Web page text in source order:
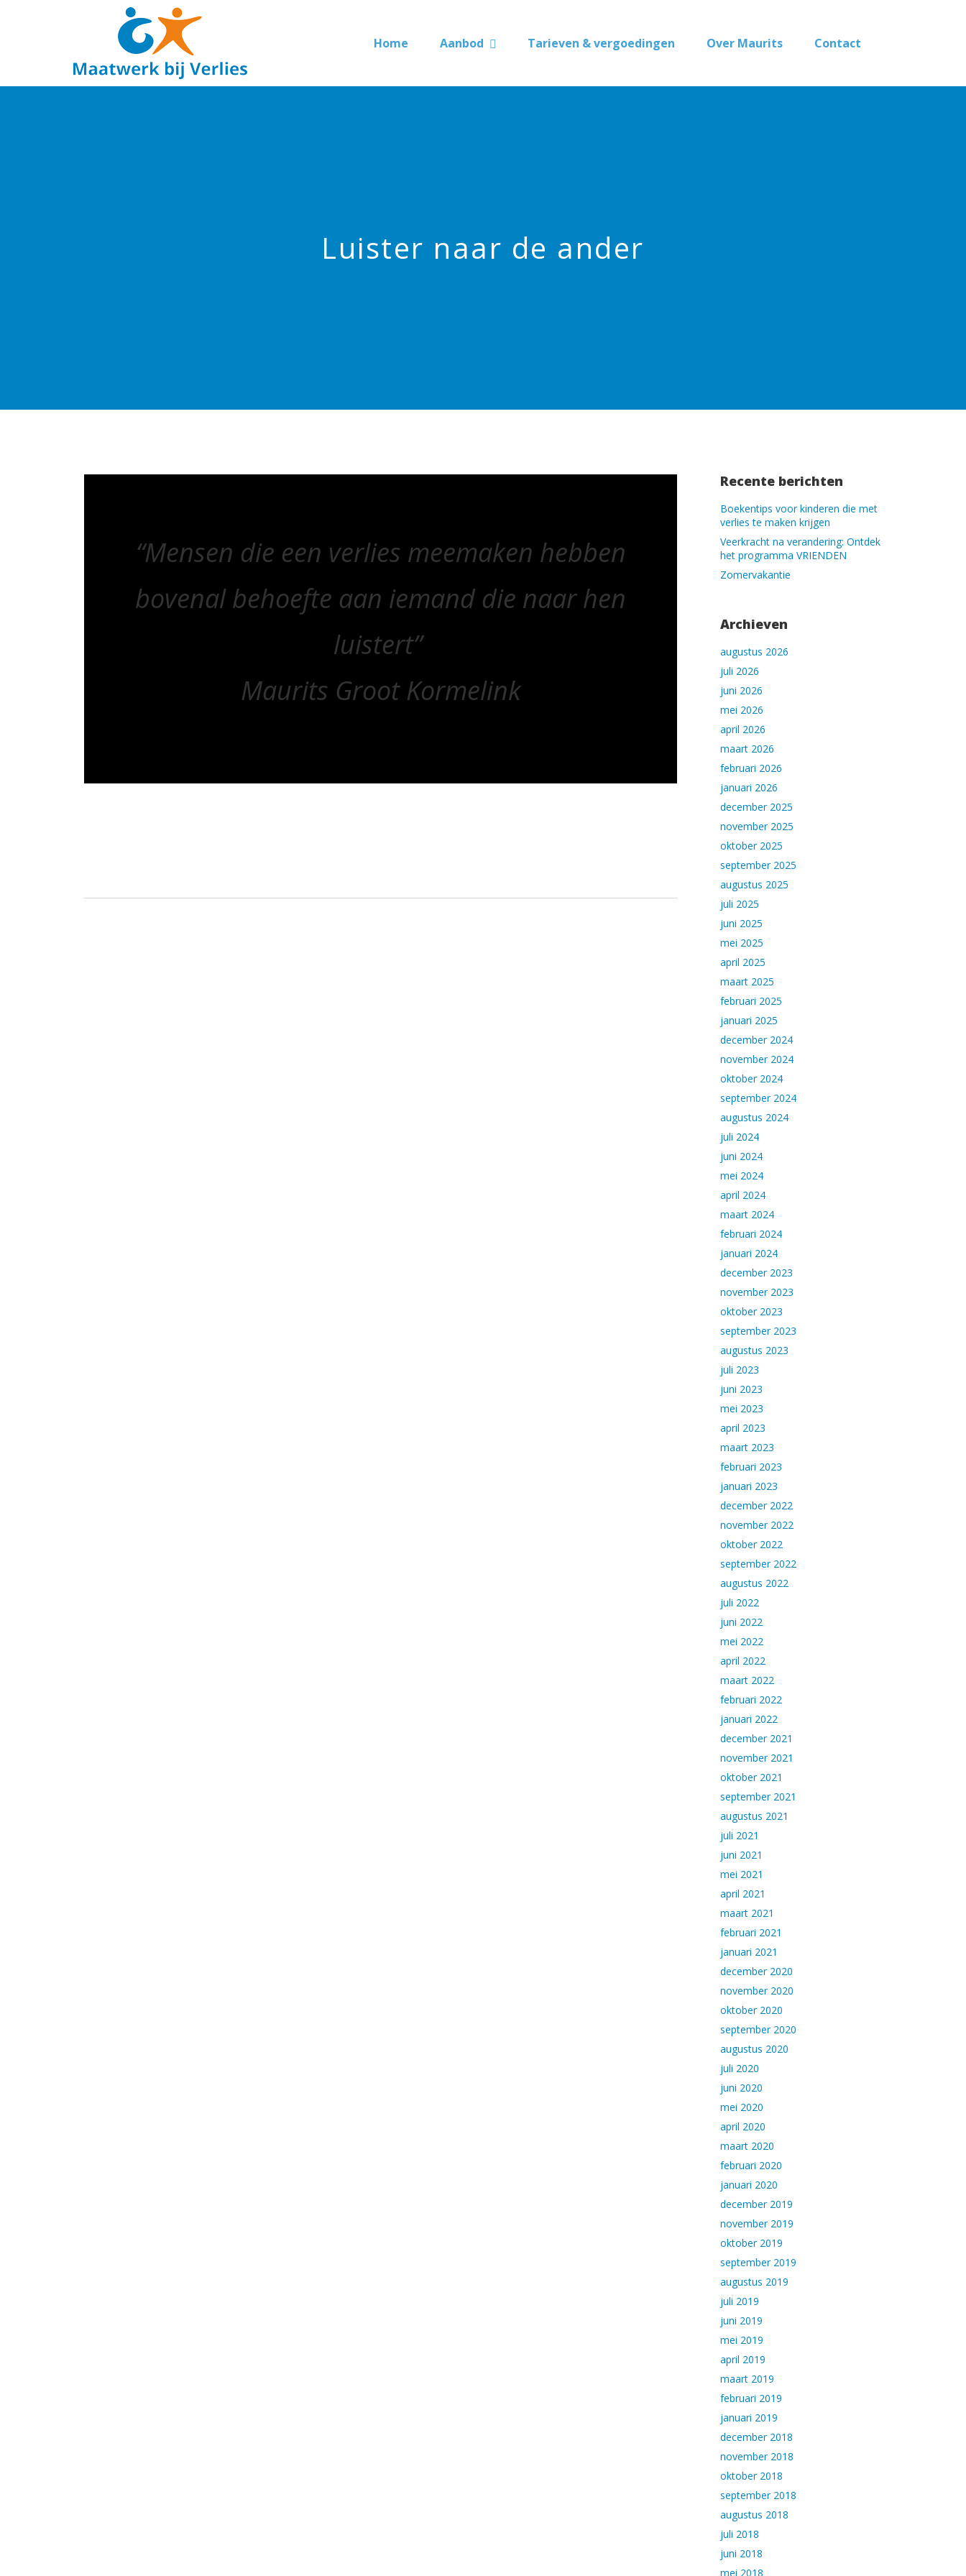
Home Aanbod Tarieven & vergoedingen Over Maurits Contact
Luister naar de ander
“Mensen die een verlies meemaken hebben
bovenal behoefte aan iemand die naar hen
luistert”
Maurits Groot Kormelink
Recente berichten
Boekentips voor kinderen die met
verlies te maken krijgen
Veerkracht na verandering: Ontdek
het programma VRIENDEN
Zomervakantie
Archieven
augustus 2026
juli 2026
juni 2026
mei 2026
april 2026
maart 2026
februari 2026
januari 2026
december 2025
november 2025
oktober 2025
september 2025
augustus 2025
juli 2025
juni 2025
mei 2025
april 2025
maart 2025
februari 2025
januari 2025
december 2024
november 2024
oktober 2024
september 2024
augustus 2024
juli 2024
juni 2024
mei 2024
april 2024
maart 2024
februari 2024
januari 2024
december 2023
november 2023
oktober 2023
september 2023
augustus 2023
juli 2023
juni 2023
mei 2023
april 2023
maart 2023
februari 2023
januari 2023
december 2022
november 2022
oktober 2022
september 2022
augustus 2022
juli 2022
juni 2022
mei 2022
april 2022
maart 2022
februari 2022
januari 2022
december 2021
november 2021
oktober 2021
september 2021
augustus 2021
juli 2021
juni 2021
mei 2021
april 2021
maart 2021
februari 2021
januari 2021
december 2020
november 2020
oktober 2020
september 2020
augustus 2020
juli 2020
juni 2020
mei 2020
april 2020
maart 2020
februari 2020
januari 2020
december 2019
november 2019
oktober 2019
september 2019
augustus 2019
juli 2019
juni 2019
mei 2019
april 2019
maart 2019
februari 2019
januari 2019
december 2018
november 2018
oktober 2018
september 2018
augustus 2018
juli 2018
juni 2018
mei 2018